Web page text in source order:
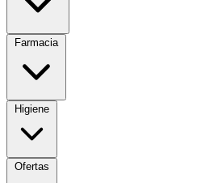
Farmacia
Higiene
Ofertas